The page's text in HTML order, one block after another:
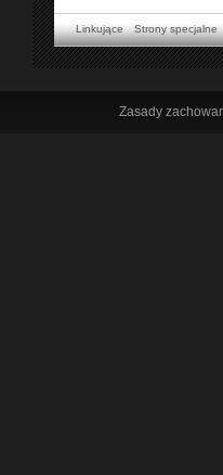
Linkujące Strony specjalne
Zasady